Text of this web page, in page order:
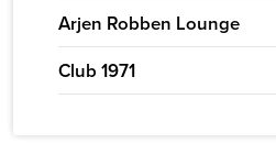
Arjen Robben Lounge
Club 1971